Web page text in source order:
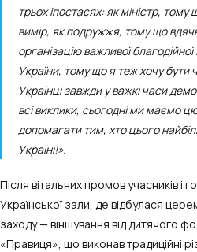
трьох іпостасях: як міністр,
вимір, як подружжя, тому що
організацію важливої
України, тому що я теж хочу бути
Українці завжди у важкі часи
всі виклики, сьогодні ми маємо
допомагати тим, хто цього
Україні!».
Після вітальних промов учасників і
Української зали, де відбулася
заходу — віншування від дитячого
«Правиця», що виконав традиційні